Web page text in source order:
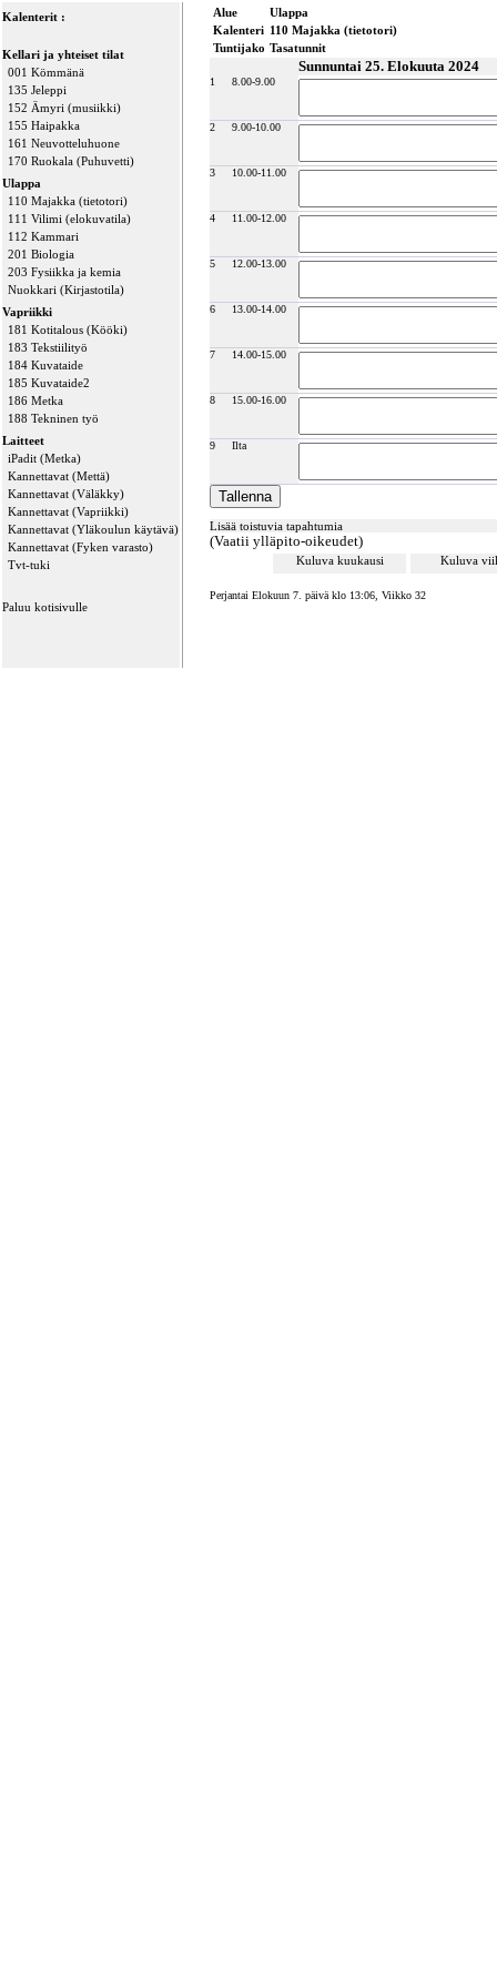
Kalenterit :
Kellari ja yhteiset tilat
001 Kömmänä
135 Jeleppi
152 Ämyri (musiikki)
155 Haipakka
161 Neuvotteluhuone
170 Ruokala (Puhuvetti)
Ulappa
110 Majakka (tietotori)
111 Vilimi (elokuvatila)
112 Kammari
201 Biologia
203 Fysiikka ja kemia
Nuokkari (Kirjastotila)
Vapriikki
181 Kotitalous (Kööki)
183 Tekstiilityö
184 Kuvataide
185 Kuvataide2
186 Metka
188 Tekninen työ
Laitteet
iPadit (Metka)
Kannettavat (Mettä)
Kannettavat (Väläkky)
Kannettavat (Vapriikki)
Kannettavat (Yläkoulun käytävä)
Kannettavat (Fyken varasto)
Tvt-tuki
Paluu kotisivulle
Alue
Ulappa
Kalenteri 110 Majakka (tietotori)
Tuntijako Tasatunnit
Sunnuntai 25. Elokuuta 2024
1 8.00-9.00
2 9.00-10.00
3 10.00-11.00
4 11.00-12.00
5 12.00-13.00
6 13.00-14.00
7 14.00-15.00
8 15.00-16.00
9 Ilta
Lisää toistuvia tapahtumia
(Vaatii ylläpito-oikeudet)
Kuluva kuukausi Kuluva
Perjantai Elokuun 7. päivä klo 13:06, Viikko 32